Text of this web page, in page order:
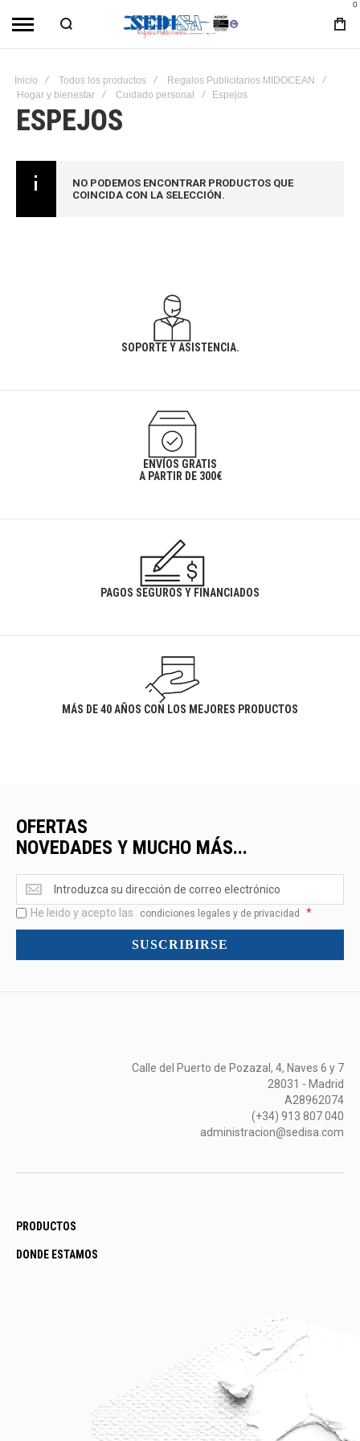
0
Inicio Todos los productos
Regalos Publicitarios MIDOCEAN
Hogar y bienestar
Cuidado personal Espejos
ESPEJOS
NO PODEMOS ENCONTRAR PRODUCTOS QUE
COINCIDA CON LA SELECCIÓN.
SOPORTE Y ASISTENCIA.
ENVÍOS GRATIS
A PARTIR DE 300€
PAGOS SEGUROS Y FINANCIADOS
MÁS DE 40 AÑOS CON LOS MEJORES PRODUCTOS
OFERTAS
NOVEDADES Y MUCHO MÁS...
Ofertas
<br>Novedades
y
mucho
He leido y acepto las condiciones legales y de privacidad *
SUSCRIBIRSE
Calle del Puerto de Pozazal, 4, Naves 6 y 7
28031 - Madrid
A28962074
(+34) 913 807 040
administracion@sedisa.com
PRODUCTOS
DONDE ESTAMOS